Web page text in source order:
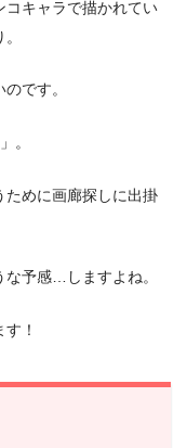
コキャラで描かれてい
です。
。
ために画廊探しに出掛
予感…しますよね。
！